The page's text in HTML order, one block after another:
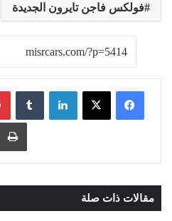
فولكس فاجن تايرون الجديدة
لينكدإن ‏Tumblr
مقالات ذات صلة